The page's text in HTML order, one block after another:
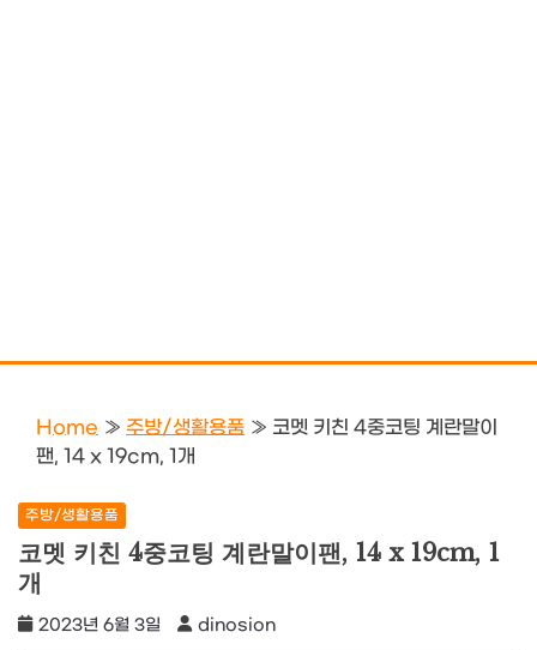
Home » 주방/생활용품 » 코멧 키친 4중코팅 계란말이
팬, 14 x 19cm, 1개
주방/생활용품
코멧 키친 4중코팅 계란말이팬, 14 x 19cm, 1
개
2023년 6월 3일 dinosion